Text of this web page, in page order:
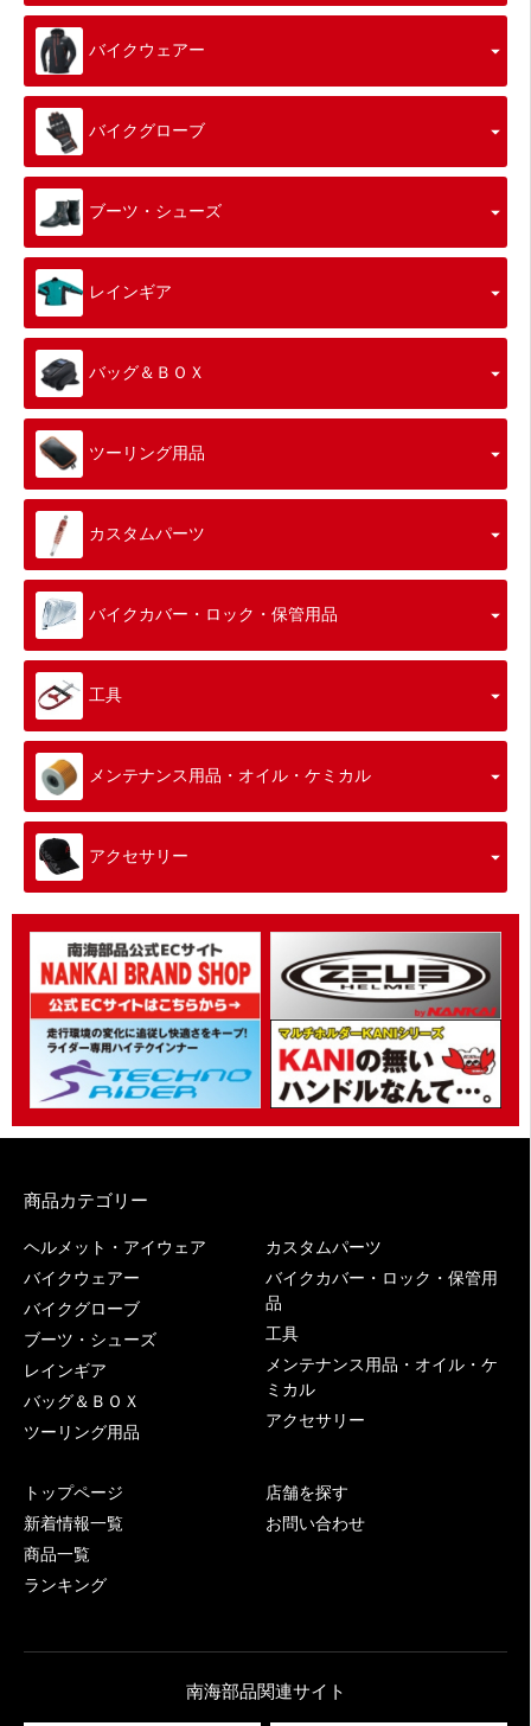
バイクウェアー
バイクグローブ
ブーツ・シューズ
レインギア
バッグ＆ＢＯＸ
ツーリング用品
カスタムパーツ
バイクカバー・ロック・保管用品
工具
メンテナンス用品・オイル・ケミカル
アクセサリー
商品カテゴリー
ヘルメット・アイウェア
バイクウェアー
バイクグローブ
ブーツ・シューズ
レインギア
バッグ＆ＢＯＸ
ツーリング用品
カスタムパーツ
バイクカバー・ロック・保管用
品
工具
メンテナンス用品・オイル・ケ
ミカル
アクセサリー
トップページ
新着情報一覧
商品一覧
ランキング
店舗を探す
お問い合わせ
南海部品関連サイト